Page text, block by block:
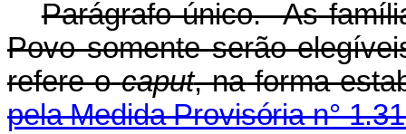
Parágrafo único. As
Povo somente serão
refere ocaput, na forma
pela Medida Provisória n°